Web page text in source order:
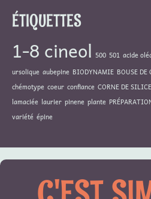
ÉTIQUETTES
1-8 cineol 500 501 acide
ursolique aubepine BIODYNAMIE BOUSE DE
chémotype coeur confiance CORNE DE SILICE
lamaciée laurier pinene plante
variété épine